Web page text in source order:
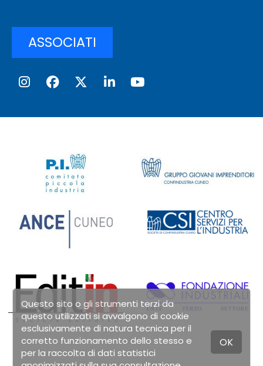
ASSOCIATI
Questo sito o gli strumenti terzi da
questo utilizzati si avvalgono di cookie
esclusivamente di natura tecnica per il
corretto funzionamento dello stesso e
per la raccolta di dati statistici
OK